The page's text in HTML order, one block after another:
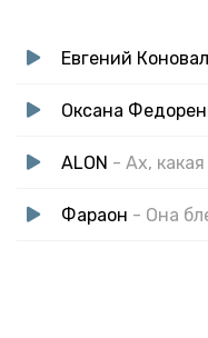
Евгений
Оксана
ALON - Ах,
Фараон - Она